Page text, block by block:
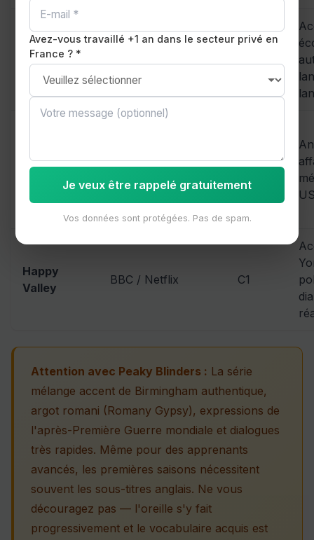
Shetland
Succession HBO / Sky Atlantic C1
Happy
Valley
BBC / Netflix C1
Attention avec Peaky Blinders : La série
mélange accent de Birmingham authentique,
argot romani (Romany Gypsy), expressions de
l'après-Première Guerre mondiale et dialogues
très rapides. Même pour des apprenants
avancés, les premières saisons nécessitent
souvent les sous-titres anglais. Ne vous
découragez pas — l'oreille s'y fait
progressivement et le vocabulaire acquis est
Avez-vous travaillé +1 an dans le secteur privé en
France ? *
Je veux être rappelé gratuitement
Vos données sont protégées. Pas de spam.